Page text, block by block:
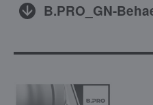
B.PRO_GN-